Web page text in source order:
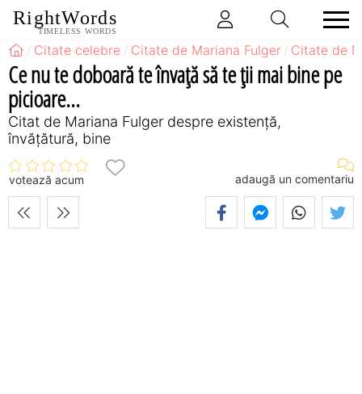
RightWords
TIMELESS WORDS
Citate celebre Citate de Mariana Fulger Citate de
Ce nu te doboară te învață să te ții mai bine pe
picioare...
Citat de Mariana Fulger despre existență,
învățătură, bine
votează acum adaugă un comentariu